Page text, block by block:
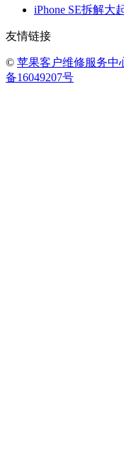
iPhone SE拆解大
友情链接
© 苹果客户维修服务中
备16049207号